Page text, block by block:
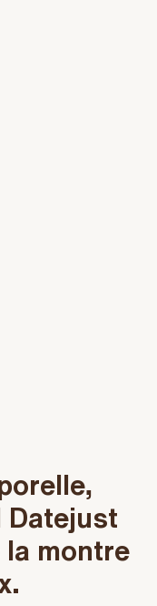
Datejust
la montre